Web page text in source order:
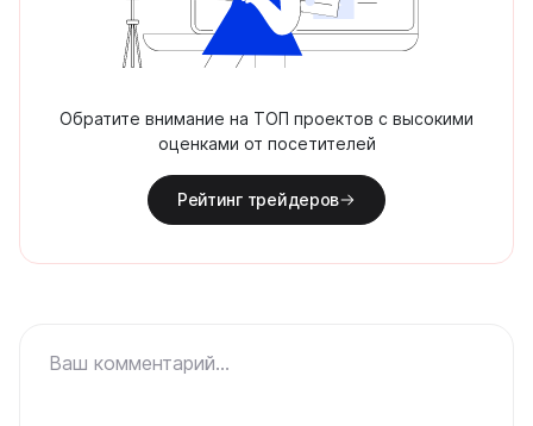
Обратите внимание на ТОП проектов с высокими
оценками от посетителей
Рейтинг трейдеров
Ваш комментарий...